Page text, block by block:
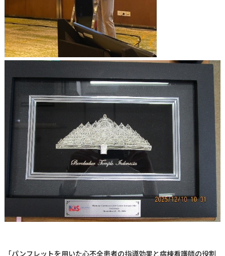
「パンフレットを用いた心不全患者の指導効果と病棟看護師の役割